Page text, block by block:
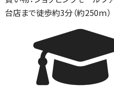
台店まで徒歩約3分（約250ｍ）